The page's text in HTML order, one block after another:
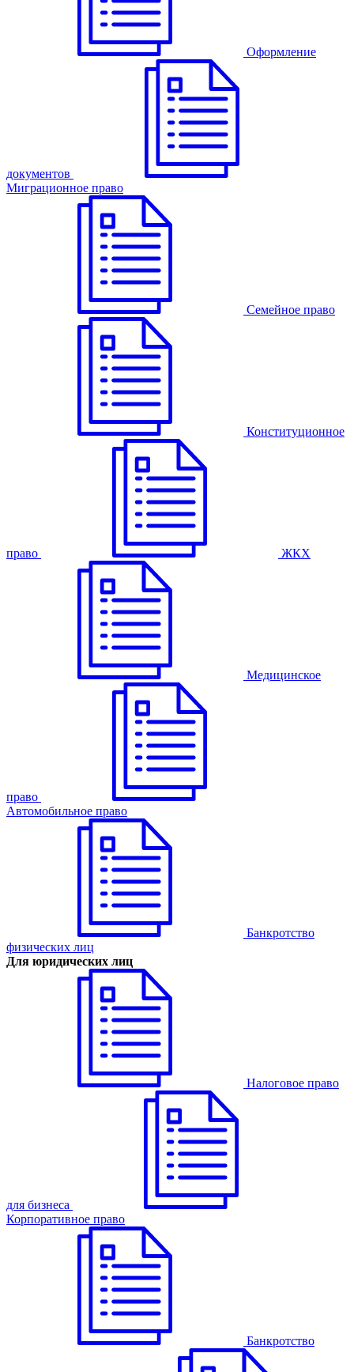
Оформление
документов
Миграционное право
Семейное право
Конституционное
право ЖКХ
Медицинское
право
Автомобильное право
Банкротство
физических лиц
Для юридических лиц
Налоговое право
для бизнеса
Корпоративное право
Банкротство